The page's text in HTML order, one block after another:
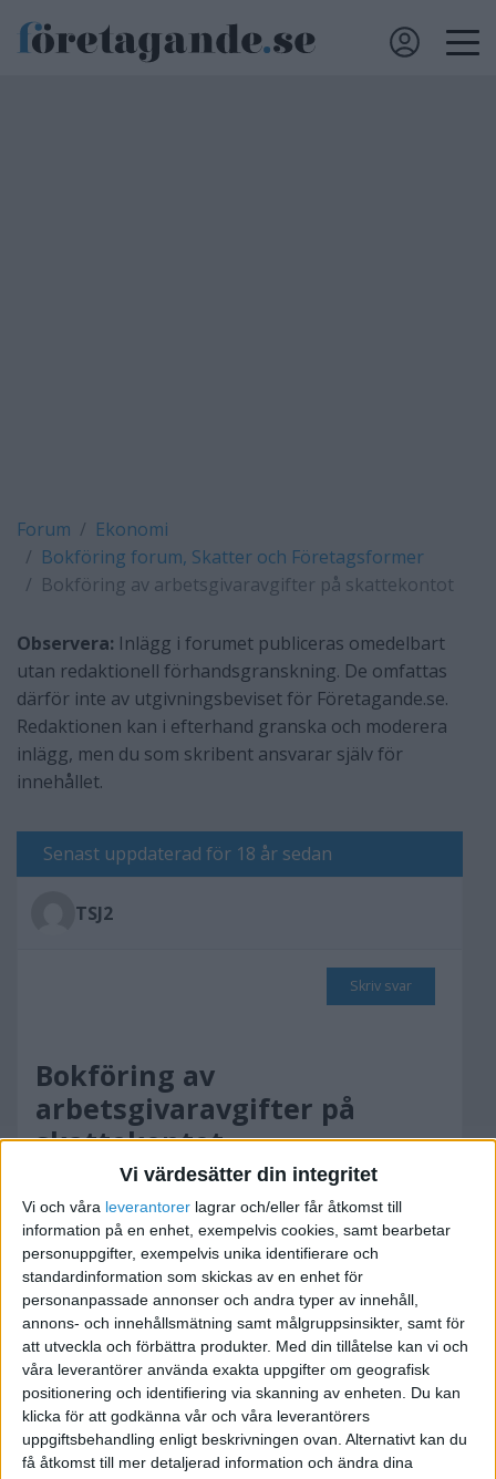
Vi värdesätter din integritet
Vi och våra leverantorer lagrar och/eller får åtkomst till
information på en enhet, exempelvis cookies, samt bearbetar
personuppgifter, exempelvis unika identifierare och
standardinformation som skickas av en enhet för
personanpassade annonser och andra typer av innehåll,
annons- och innehållsmätning samt målgruppsinsikter, samt för
att utveckla och förbättra produkter. Med din tillåtelse kan vi och
våra leverantörer använda exakta uppgifter om geografisk
positionering och identifiering via skanning av enheten. Du kan
klicka för att godkänna vår och våra leverantörers
uppgiftsbehandling enligt beskrivningen ovan. Alternativt kan du
få åtkomst till mer detaljerad information och ändra dina
Forum
Ekonomi
Bokföring forum, Skatter och Företagsformer
Bokföring av arbetsgivaravgifter på skattekontot
Observera: Inlägg i forumet publiceras omedelbart
utan redaktionell förhandsgranskning. De omfattas
därför inte av utgivningsbeviset för Företagande.se.
Redaktionen kan i efterhand granska och moderera
inlägg, men du som skribent ansvarar själv för
innehållet.
Senast uppdaterad för 18 år sedan
TSJ2
Skriv svar
Bokföring av
arbetsgivaravgifter på
skattekontot
2008-02-16 18:52
Har en fundering av hur bokföringen ska göras
för transaktionerna på skattekontot för
arbetsgivaravgifterna.
1. I samband med löneutbetalning :
7510 debiteras
2730 krediteras
2. I samband med skattedeklaration månaden